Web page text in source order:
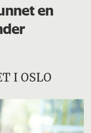
en
I OSLO